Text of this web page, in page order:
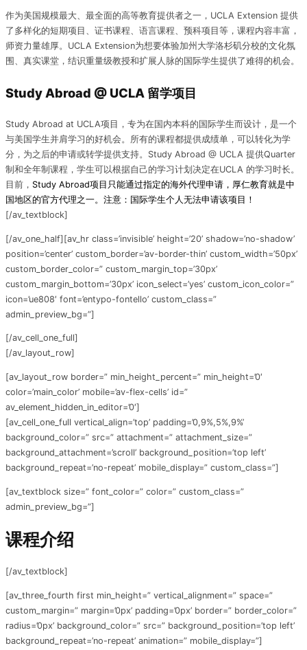
作为美国规模最大、最全面的高等教育提供者之一，UCLA Extension 提供
了多样化的短期项目、证书课程、语言课程、预科项目等，课程内容丰富，
师资力量雄厚。UCLA Extension为想要体验加州大学洛杉矶分校的文化氛
围、真实课堂，结识重量级教授和扩展人脉的国际学生提供了难得的机会。
Study Abroad @ UCLA 留学项目
Study Abroad at UCLA项目，专为在国内本科的国际学生而设计，是一个
与美国学生并肩学习的好机会。所有的课程都提供成绩单，可以转化为学
分，为之后的申请或转学提供支持。Study Abroad @ UCLA 提供Quarter
制和全年制课程，学生可以根据自己的学习计划决定在UCLA 的学习时长。
目前， Study Abroad项目只能通过指定的海外代理申请，厚仁教育就是中
国地区的官方代理之一。注意：国际学生个人无法申请该项目！
[/av_textblock]
[/av_one_half][av_hr class=’invisible’ height=’20’ shadow=’no-shadow’
position=’center’ custom_border=’av-border-thin’ custom_width=’50px’
custom_border_color=” custom_margin_top=’30px’
custom_margin_bottom=’30px’ icon_select=’yes’ custom_icon_color=”
icon=’ue808′ font=’entypo-fontello’ custom_class=”
admin_preview_bg=”]
[/av_cell_one_full]
[/av_layout_row]
[av_layout_row border=” min_height_percent=” min_height=’0′
color=’main_color’ mobile=’av-flex-cells’ id=”
av_element_hidden_in_editor=’0′]
[av_cell_one_full vertical_align=’top’ padding=’0,9%,5%,9%’
background_color=” src=” attachment=” attachment_size=”
background_attachment=’scroll’ background_position=’top left’
background_repeat=’no-repeat’ mobile_display=” custom_class=”]
[av_textblock size=” font_color=” color=” custom_class=”
admin_preview_bg=”]
课程介绍
[/av_textblock]
[av_three_fourth first min_height=” vertical_alignment=” space=”
custom_margin=” margin=’0px’ padding=’0px’ border=” border_color=”
radius=’0px’ background_color=” src=” background_position=’top left’
background_repeat=’no-repeat’ animation=” mobile_display=”]